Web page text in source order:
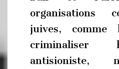
organisations
juives, comme
criminaliser
antisioniste,